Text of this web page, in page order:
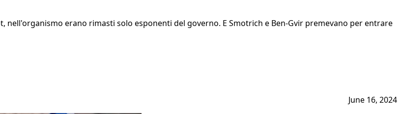
nell'organismo erano rimasti solo esponenti del governo. E Smotrich e Ben-Gvir premevano per entrare
June 16, 2024